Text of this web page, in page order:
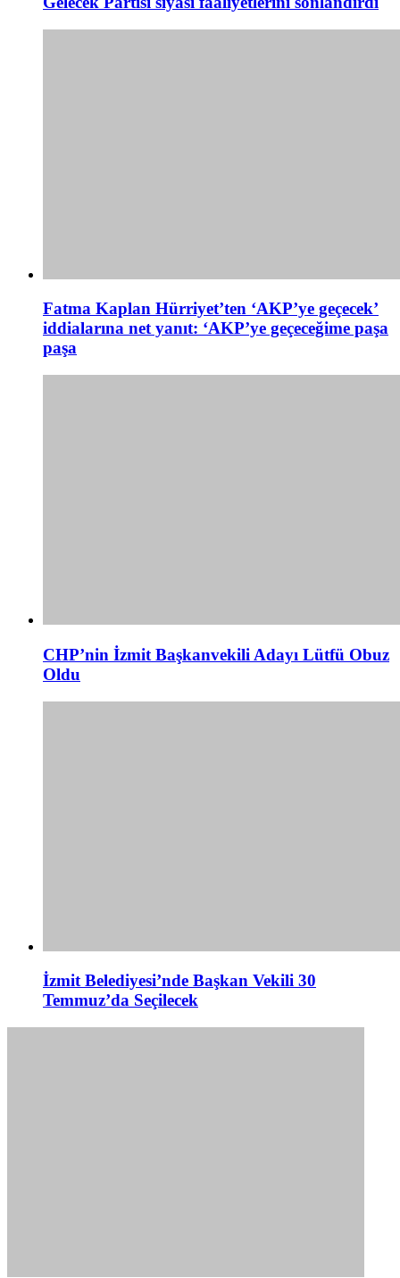
Fatma Kaplan Hürriyet’ten ‘AKP’ye geçecek’
iddialarına net yanıt: ‘AKP’ye geçeceğime paşa
paşa
CHP’nin İzmit Başkanvekili Adayı Lütfü Obuz
Oldu
İzmit Belediyesi’nde Başkan Vekili 30
Temmuz’da Seçilecek